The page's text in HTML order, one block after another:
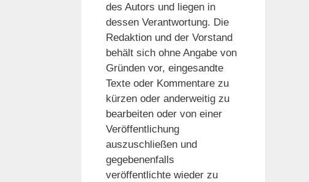
des Autors und liegen in
dessen Verantwortung. Die
Redaktion und der Vorstand
behält sich ohne Angabe von
Gründen vor, eingesandte
Texte oder Kommentare zu
kürzen oder anderweitig zu
bearbeiten oder von einer
Veröffentlichung
auszuschließen und
gegebenenfalls
veröffentlichte wieder zu